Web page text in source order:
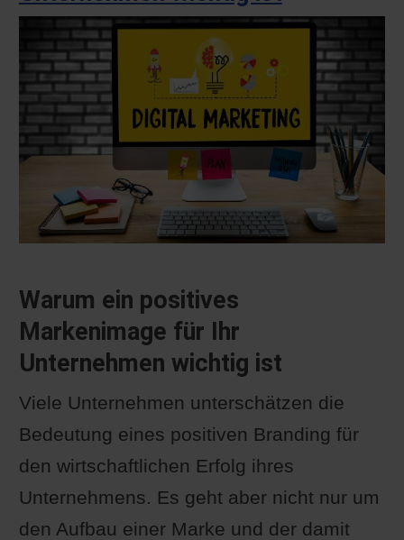
Warum ein positives
Markenimage für Ihr
Unternehmen wichtig ist
Viele Unternehmen unterschätzen die
Bedeutung eines positiven Branding für
den wirtschaftlichen Erfolg ihres
Unternehmens. Es geht aber nicht nur um
den Aufbau einer Marke und der damit